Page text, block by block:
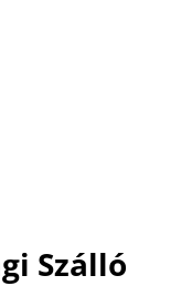
Szálló